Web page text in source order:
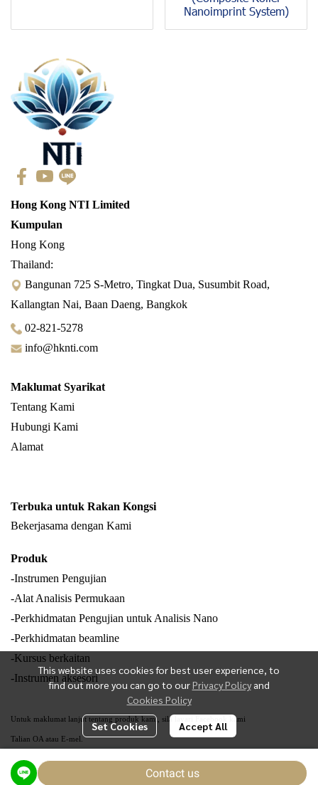
Nanoimprint System)
Contact us
This website uses cookies for best user experience, to
find out more you can go to ourPrivacy Policy and
Cookies Policy
Set Cookies Accept All
Hong Kong NTI Limited
Kumpulan
Hong Kong
Thailand:
Bangunan 725 S-Metro, Tingkat Dua, Susumbit Road,
Kallangtan Nai, Baan Daeng, Bangkok
02-821-5278
info@hknti.com
Maklumat Syarikat
Tentang Kami
Hubungi Kami
Alamat
Terbuka untuk Rakan Kongsi
Bekerjasama dengan Kami
Produk
-Instrumen Pengujian
-Alat Analisis Permukaan
-Perkhidmatan Pengujian untuk Analisis Nano
-Perkhidmatan beamline
-Kursus berkaitan
-Instrumen aksesori
Untuk maklumat lanjut tentang produk kami, sila layari Facebook kami
Talian OA atau E-mel.